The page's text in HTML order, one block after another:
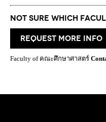
Not Sure which
request more info
Faculty of คณะศึกษาศาสตร์